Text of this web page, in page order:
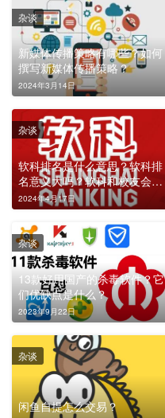
新媒体传播策略有哪些？如何
撰写新媒体传播策略？
2024年3月14日
杂谈
软科排名是什么意思？软科排
名意义大吗？软科和校友会哪
个更权威？
2024年4月17日
杂谈
13款好用国产的杀毒软件？它
们优缺点是什么？
2023年9月22日
杂谈
闲鱼自提怎么交易？
杂谈